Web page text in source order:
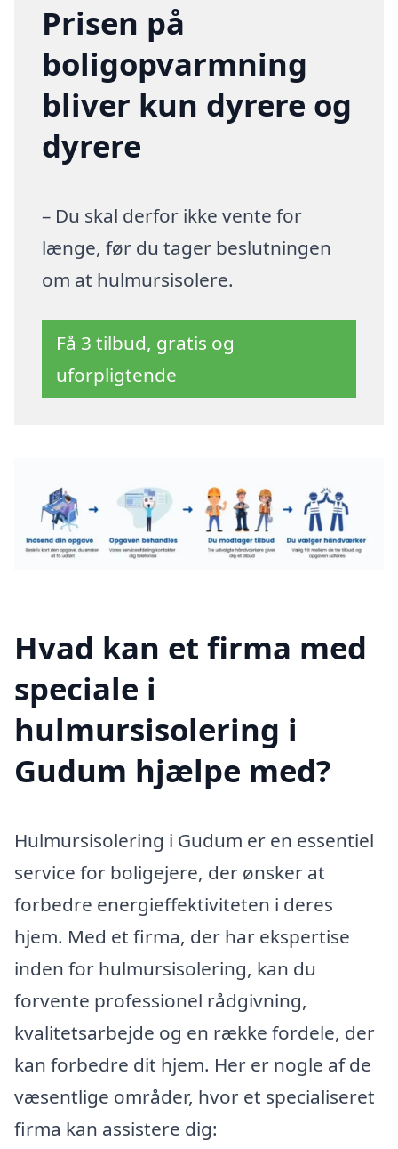
Prisen på
boligopvarmning
bliver kun dyrere og
dyrere
– Du skal derfor ikke vente for
længe, før du tager beslutningen
om at hulmursisolere.
Få 3 tilbud, gratis og
uforpligtende
Hvad kan et firma med
speciale i
hulmursisolering i
Gudum hjælpe med?
Hulmursisolering i Gudum er en essentiel
service for boligejere, der ønsker at
forbedre energieffektiviteten i deres
hjem. Med et firma, der har ekspertise
inden for hulmursisolering, kan du
forvente professionel rådgivning,
kvalitetsarbejde og en række fordele, der
kan forbedre dit hjem. Her er nogle af de
væsentlige områder, hvor et specialiseret
firma kan assistere dig: